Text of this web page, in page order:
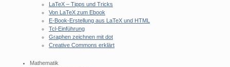
LaTeX – Tipps und Tricks
Von LaTeX zum Ebook
E-Book-Erstellung aus LaTeX und HTML
Tcl-Einführung
Graphen zeichnen mit dot
Creative Commons erklärt
Mathematik